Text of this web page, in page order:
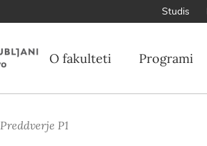
Studis
O fakulteti Programi
Preddverje P1